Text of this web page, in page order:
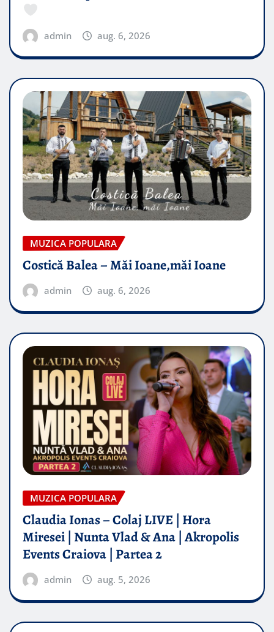
admin aug. 6, 2026
MUZICA POPULARA
Costică Balea – Măi Ioane,măi Ioane
admin aug. 6, 2026
MUZICA POPULARA
Claudia Ionas – Colaj LIVE | Hora
Miresei | Nunta Vlad & Ana | Akropolis
Events Craiova | Partea 2
admin aug. 5, 2026